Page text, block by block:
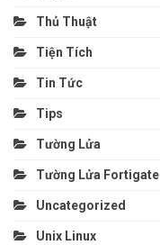
Thủ Thuật
Tiện Tích
Tin Tức
Tips
Tường Lửa
Tường Lửa Fortigate
Uncategorized
Unix Linux